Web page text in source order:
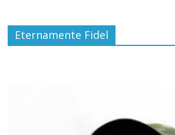
Eternamente Fidel